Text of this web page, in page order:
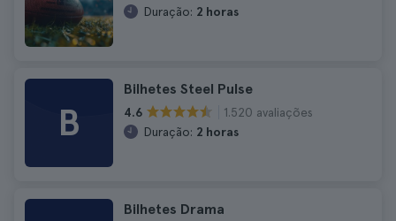
Duração: 2 horas
B
Bilhetes Steel Pulse
4.6
1.520 avaliações
Duração: 2 horas
Bilhetes Drama